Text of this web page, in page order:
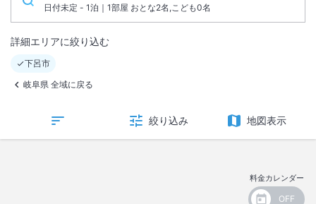
日付未定 - 1泊｜1部屋 おとな2名,こども0名
詳細エリアに絞り込む
下呂市
岐阜県 全域に戻る
絞り込み 地図表示
料金カレンダー